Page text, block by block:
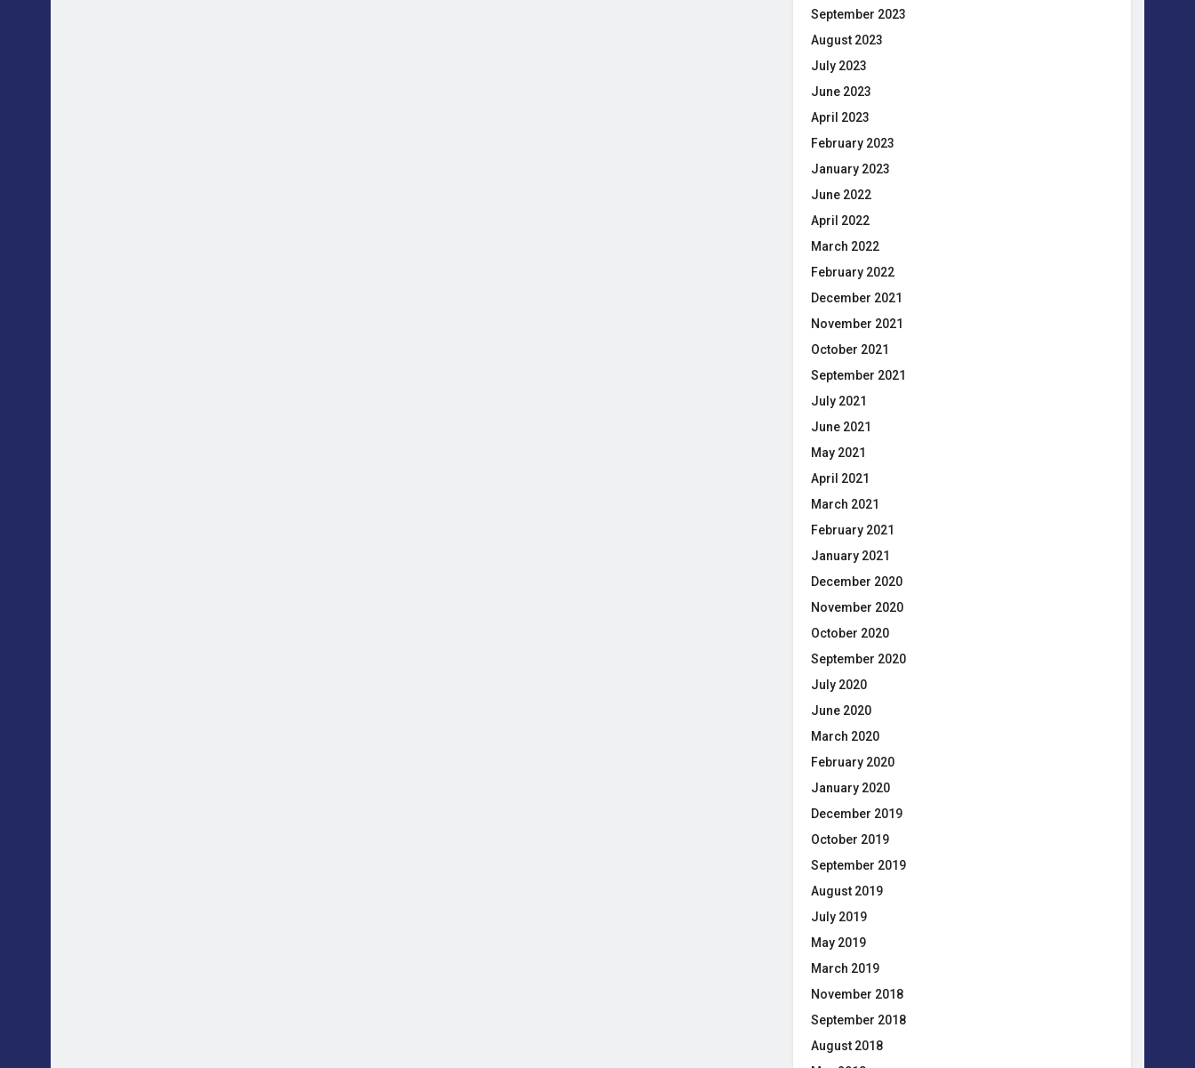
September 2023
August 2023
July 2023
June 2023
April 2023
February 2023
January 2023
June 2022
April 2022
March 2022
February 2022
December 2021
November 2021
October 2021
September 2021
July 2021
June 2021
May 2021
April 2021
March 2021
February 2021
January 2021
December 2020
November 2020
October 2020
September 2020
July 2020
June 2020
March 2020
February 2020
January 2020
December 2019
October 2019
September 2019
August 2019
July 2019
May 2019
March 2019
November 2018
September 2018
August 2018